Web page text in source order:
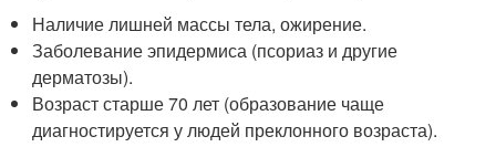
Наличие лишней массы тела, ожирение.
Заболевание эпидермиса (псориаз и другие
дерматозы).
Возраст старше 70 лет (образование чаще
диагностируется у людей преклонного возраста).